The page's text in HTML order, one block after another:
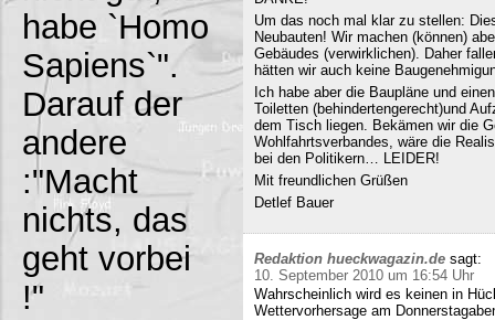
habe `Homo
Sapiens`".
Darauf der
andere
:"Macht
nichts, das
geht vorbei
!"
Um das noch mal klar zu stellen:
Neubauten! Wir machen (können)
Gebäudes (verwirklichen). Daher
hätten wir auch keine
Ich habe aber die Baupläne und
Toiletten (behindertengerecht)und
dem Tisch liegen. Bekämen wir die
Wohlfahrtsverbandes, wäre die
bei den Politikern… LEIDER!
Mit freundlichen Grüßen
Detlef Bauer
Redaktion hueckwagazin.de sagt:
10. September 2010 um 16:54 Uhr
Wahrscheinlich wird es keinen in
Wettervorhersage am